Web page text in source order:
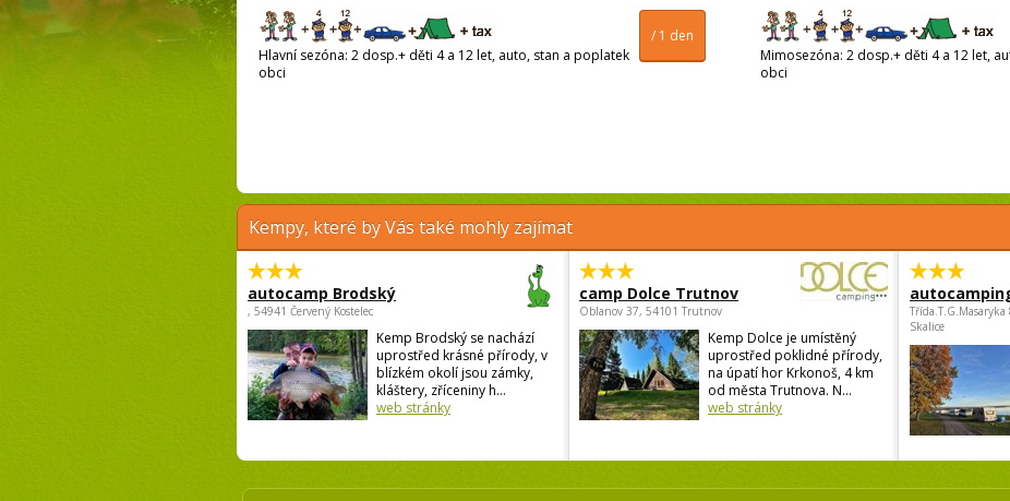
/ 1 den
Hlavní sezóna: 2 dosp.+ děti 4 a 12 let, auto, stan a poplatek
obci
Mimosezóna: 2 dosp.+ děti 4 a 12 let,
obci
Kempy, které by Vás také mohly zajímat
autocamp Brodský
, 54941 Červený Kostelec
Kemp Brodský se nachází
uprostřed krásné přírody, v
blízkém okolí jsou zámky,
kláštery, zříceniny h...
web stránky
camp Dolce Trutnov
Oblanov 37, 54101 Trutnov
Kemp Dolce je umístěný
uprostřed poklidné přírody,
na úpatí hor Krkonoš, 4 km
od města Trutnova. N...
web stránky
Skalice